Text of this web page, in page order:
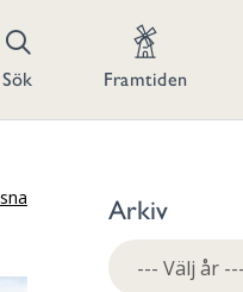
Sök Framtiden
Arkiv